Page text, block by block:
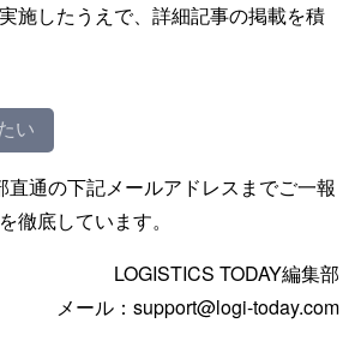
施したうえで、詳細記事の掲載を積
い
通の下記メールアドレスまでご一報
徹底しています。
LOGISTICS TODAY編集部
メール：support@logi-today.com